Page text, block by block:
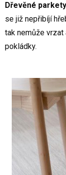
Dřevěné parkety
se již nepřibíjí
tak nemůže vrzat
pokládky.